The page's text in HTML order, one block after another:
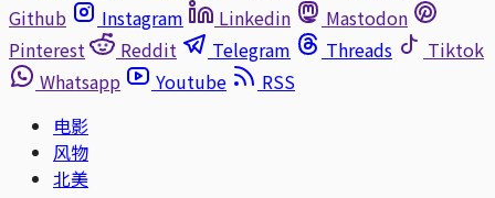
Github
Instagram Linkedin
Mastodon
Pinterest
Reddit Telegram Threads
Tiktok
Whatsapp
Youtube
RSS
电影
风物
北美